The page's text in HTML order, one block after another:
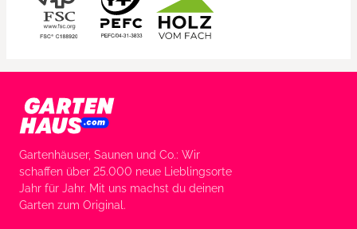
Gartenhäuser, Saunen und Co.: Wir
schaffen über 25.000 neue Lieblingsorte
Jahr für Jahr. Mit uns machst du deinen
Garten zum Original.